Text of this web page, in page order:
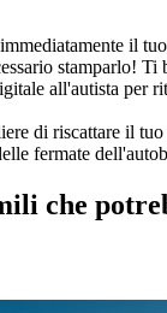
il
stamparlo! Ti
all'autista per
di riscattare il
fermate
che